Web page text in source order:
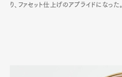
り、ファセット仕上げのアプライドになった。